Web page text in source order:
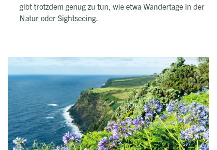
gibt trotzdem genug zu tun, wie etwa Wandertage in der
Natur oder Sightseeing.